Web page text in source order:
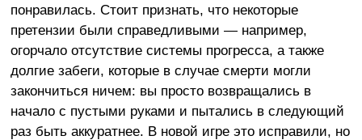
понравилась. Стоит признать, что некоторые
претензии были справедливыми — например,
огорчало отсутствие системы прогресса, а также
долгие забеги, которые в случае смерти могли
закончиться ничем: вы просто возвращались в
начало с пустыми руками и пытались в следующий
раз быть аккуратнее. В новой игре это исправили, но